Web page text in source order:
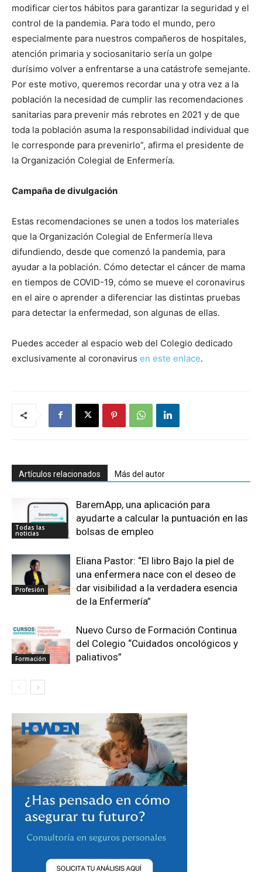
modificar ciertos hábitos para garantizar la seguridad y el
control de la pandemia. Para todo el mundo, pero
especialmente para nuestros compañeros de hospitales,
atención primaria y sociosanitario sería un golpe
durísimo volver a enfrentarse a una catástrofe semejante.
Por este motivo, queremos recordar una y otra vez a la
población la necesidad de cumplir las recomendaciones
sanitarias para prevenir más rebrotes en 2021 y de que
toda la población asuma la responsabilidad individual que
le corresponde para prevenirlo”, afirma el presidente de
la Organización Colegial de Enfermería.
Campaña de divulgación
Estas recomendaciones se unen a todos los materiales
que la Organización Colegial de Enfermería lleva
difundiendo, desde que comenzó la pandemia, para
ayudar a la población. Cómo detectar el cáncer de mama
en tiempos de COVID-19, cómo se mueve el coronavirus
en el aire o aprender a diferenciar las distintas pruebas
para detectar la enfermedad, son algunas de ellas.
Puedes acceder al espacio web del Colegio dedicado
exclusivamente al coronavirus en este enlace.
Artículos relacionados Más del autor
Todas las
noticias
BaremApp, una aplicación para
ayudarte a calcular la puntuación en las
bolsas de empleo
Profesión
Eliana Pastor: “El libro Bajo la piel de
una enfermera nace con el deseo de
dar visibilidad a la verdadera esencia
de la Enfermería”
Formación
Nuevo Curso de Formación Continua
del Colegio “Cuidados oncológicos y
paliativos”